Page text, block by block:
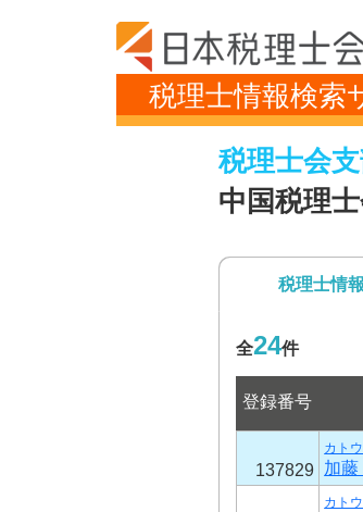
税理士情報検索
税理士会
中国税理
税理士情
全24件
登録番号
137829
カト
加
カト